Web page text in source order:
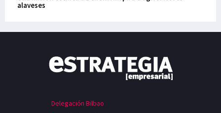
alaveses
Delegación Bilbao